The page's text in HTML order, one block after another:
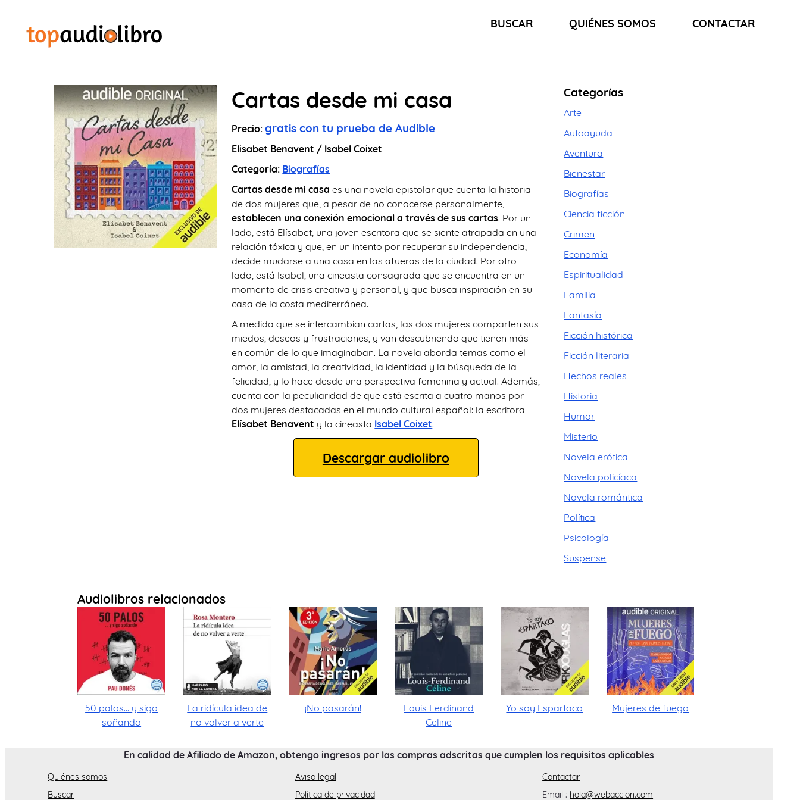
BUSCAR QUIÉNES SOMOS CONTACTAR
Cartas desde mi casa
Precio:gratis con tu prueba de Audible
Elisabet Benavent / Isabel Coixet
Categoría: Biografías
Cartas desde mi casa es una novela epistolar que cuenta la historia
de dos mujeres que, a pesar de no conocerse personalmente,
establecen una conexión emocional a través de sus cartas. Por un
lado, está Elísabet, una joven escritora que se siente atrapada en una
relación tóxica y que, en un intento por recuperar su independencia,
decide mudarse a una casa en las afueras de la ciudad. Por otro
lado, está Isabel, una cineasta consagrada que se encuentra en un
momento de crisis creativa y personal, y que busca inspiración en su
casa de la costa mediterránea.
A medida que se intercambian cartas, las dos mujeres comparten sus
miedos, deseos y frustraciones, y van descubriendo que tienen más
en común de lo que imaginaban. La novela aborda temas como el
amor, la amistad, la creatividad, la identidad y la búsqueda de la
felicidad, y lo hace desde una perspectiva femenina y actual. Además,
cuenta con la peculiaridad de que está escrita a cuatro manos por
dos mujeres destacadas en el mundo cultural español: la escritora
Elísabet Benavent y la cineasta Isabel Coixet.
Descargar audiolibro
Categorías
Arte
Autoayuda
Aventura
Bienestar
Biografías
Ciencia ficción
Crimen
Economía
Espiritualidad
Familia
Fantasía
Ficción histórica
Ficción literaria
Hechos reales
Historia
Humor
Misterio
Novela erótica
Novela policíaca
Novela romántica
Política
Psicología
Suspense
Audiolibros relacionados
50 palos... y sigo
soñando
La ridícula idea de
no volver a verte
¡No pasarán!
Louis Ferdinand
Celine
Yo soy Espartaco Mujeres de fuego
En calidad de Afiliado de Amazon, obtengo ingresos por las compras adscritas que cumplen los requisitos aplicables
Quiénes somos
Buscar
Aviso legal
Política de privacidad
Contactar
Email : hola@webaccion.com